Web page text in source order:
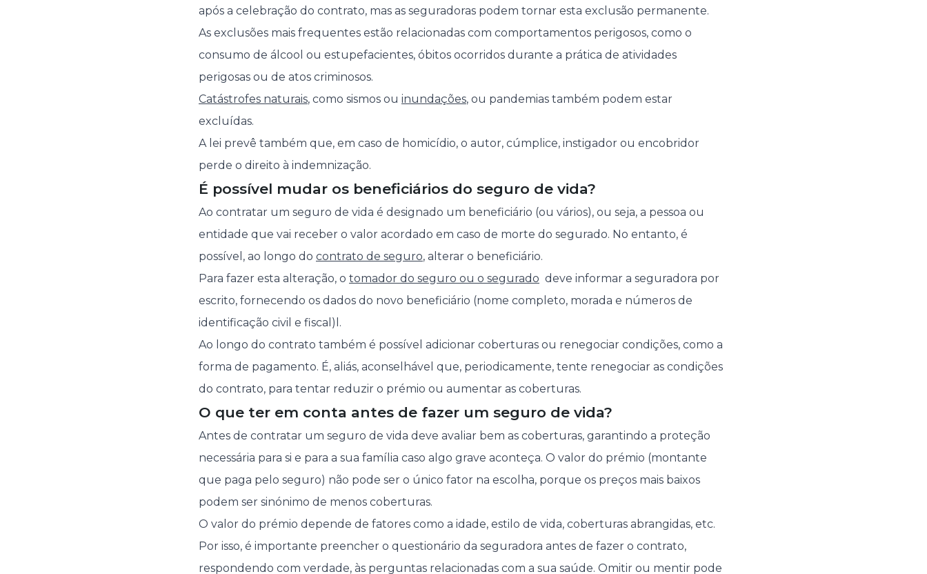
após a celebração do contrato, mas as seguradoras podem tornar esta exclusão permanente.
As exclusões mais frequentes estão relacionadas com comportamentos perigosos, como o
consumo de álcool ou estupefacientes, óbitos ocorridos durante a prática de atividades
perigosas ou de atos criminosos.
Catástrofes naturais, como sismos ou inundações, ou pandemias também podem estar
excluídas.
A lei prevê também que, em caso de homicídio, o autor, cúmplice, instigador ou encobridor
perde o direito à indemnização.
É possível mudar os beneficiários do seguro de vida?
Ao contratar um seguro de vida é designado um beneficiário (ou vários), ou seja, a pessoa ou
entidade que vai receber o valor acordado em caso de morte do segurado. No entanto, é
possível, ao longo do contrato de seguro, alterar o beneficiário.
Para fazer esta alteração, o tomador do seguro ou o segurado deve informar a seguradora por
escrito, fornecendo os dados do novo beneficiário (nome completo, morada e números de
identificação civil e fiscal)l.
Ao longo do contrato também é possível adicionar coberturas ou renegociar condições, como a
forma de pagamento. É, aliás, aconselhável que, periodicamente, tente renegociar as condições
do contrato, para tentar reduzir o prémio ou aumentar as coberturas.
O que ter em conta antes de fazer um seguro de vida?
Antes de contratar um seguro de vida deve avaliar bem as coberturas, garantindo a proteção
necessária para si e para a sua família caso algo grave aconteça. O valor do prémio (montante
que paga pelo seguro) não pode ser o único fator na escolha, porque os preços mais baixos
podem ser sinónimo de menos coberturas.
O valor do prémio depende de fatores como a idade, estilo de vida, coberturas abrangidas, etc.
Por isso, é importante preencher o questionário da seguradora antes de fazer o contrato,
respondendo com verdade, às perguntas relacionadas com a sua saúde. Omitir ou mentir pode